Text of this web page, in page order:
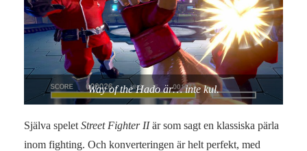
Way of the Hado är… inte kul.
Själva spelet Street Fighter IIär som sagt en klassiska pärla
inom fighting. Och konverteringen är helt perfekt, med